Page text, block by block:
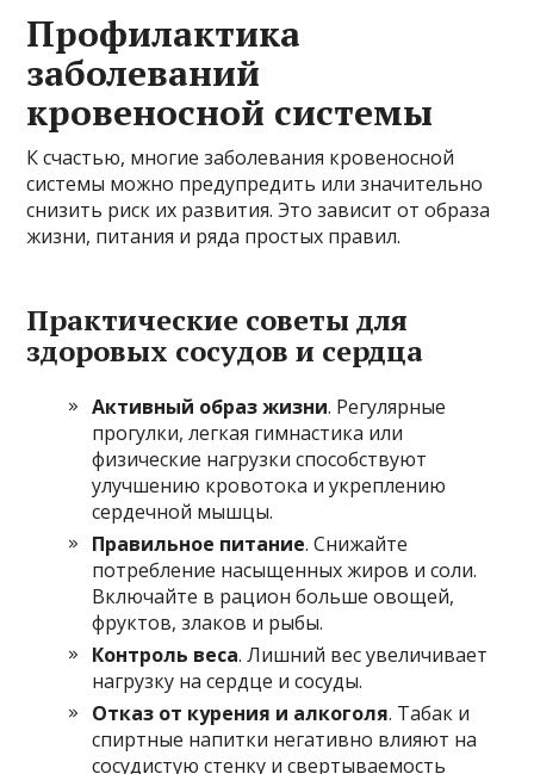
Профилактика
заболеваний
кровеносной системы
К счастью, многие заболевания кровеносной
системы можно предупредить или значительно
снизить риск их развития. Это зависит от образа
жизни, питания и ряда простых правил.
Практические советы для
здоровых сосудов и сердца
Активный образ жизни. Регулярные
прогулки, легкая гимнастика или
физические нагрузки способствуют
улучшению кровотока и укреплению
сердечной мышцы.
Правильное питание. Снижайте
потребление насыщенных жиров и соли.
Включайте в рацион больше овощей,
фруктов, злаков и рыбы.
Контроль веса. Лишний вес увеличивает
нагрузку на сердце и сосуды.
Отказ от курения и алкоголя. Табак и
спиртные напитки негативно влияют на
сосудистую стенку и свертываемость